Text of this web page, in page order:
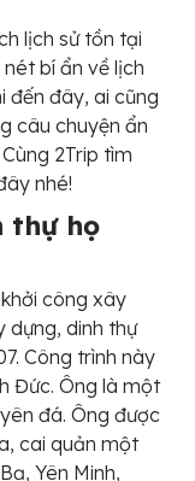
lịch sử tồn tại
bí ẩn về lịch
đến đây, ai cũng
câu chuyện ẩn
2Trip tìm
nhé!
thự họ
công xây
dựng, dinh thự
Công trình này
Đức. Ông là một
đá. Ông được
cai quản một
Yên Minh,